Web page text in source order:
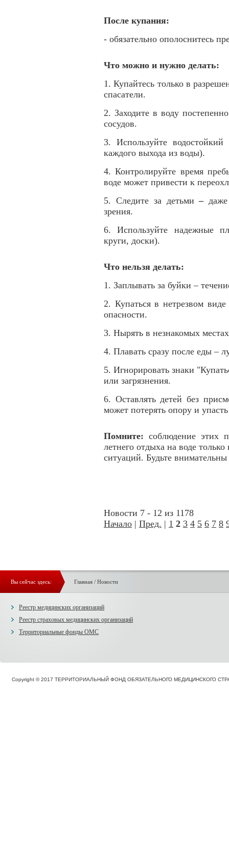
После купания:
- обязательно ополоснитесь
Что можно и нужно делать:
1. Купайтесь только в
спасатели.
2. Заходите в воду
сосудов.
3. Используйте
каждого выхода из воды).
4. Контролируйте время
воде может привести к
5. Следите за детьми –
зрения.
6. Используйте надежные
круги, доски).
Что нельзя делать:
1. Заплывать за буйки –
2. Купаться в нетрезвом
опасности.
3. Нырять в незнакомых
4. Плавать сразу после еды –
5. Игнорировать знаки
или загрязнения.
6. Оставлять детей без
может потерять опору и
Помните: соблюдение этих
летнего отдыха на воде
ситуаций. Будьте
Новости 7 - 12 из 1178
Начало | Пред. | 1 2 3 4 5 6 7 8
Вы сейчас здесь: Главная/ Новости
Реестр медицинских организаций
Реестр страховых медицинских организаций
Территориальные фонды ОМС
Copyright © 2017 ТЕРРИТОРИАЛЬНЫЙ ФОНД ОБЯЗАТЕЛЬНОГО МЕДИЦИНСКОГО